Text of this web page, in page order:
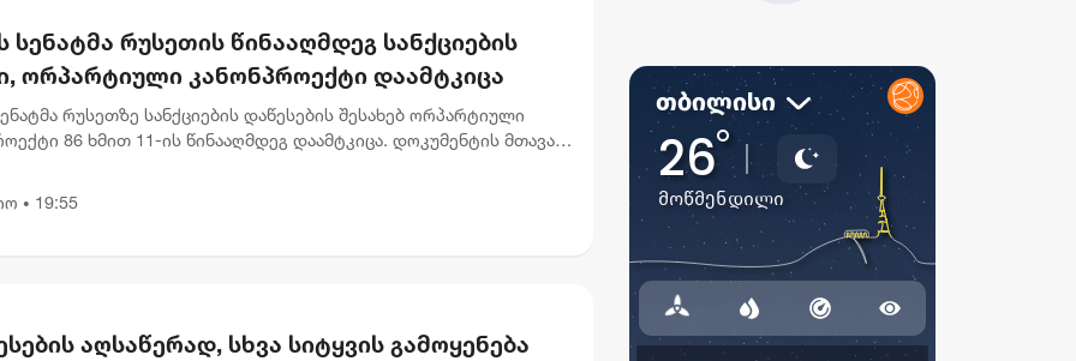
სენატმა რუსეთის წინააღმდეგ სანქციების
ორპარტიული კანონპროექტი დაამტკიცა
რუსეთზე სანქციების დაწესების შესახებ ორპარტიული
86 ხმით 11-ის წინააღმდეგ დაამტკიცა. დოკუმენტის მთავარი
• 19:55
აღსაწერად, სხვა სიტყვის გამოყენება